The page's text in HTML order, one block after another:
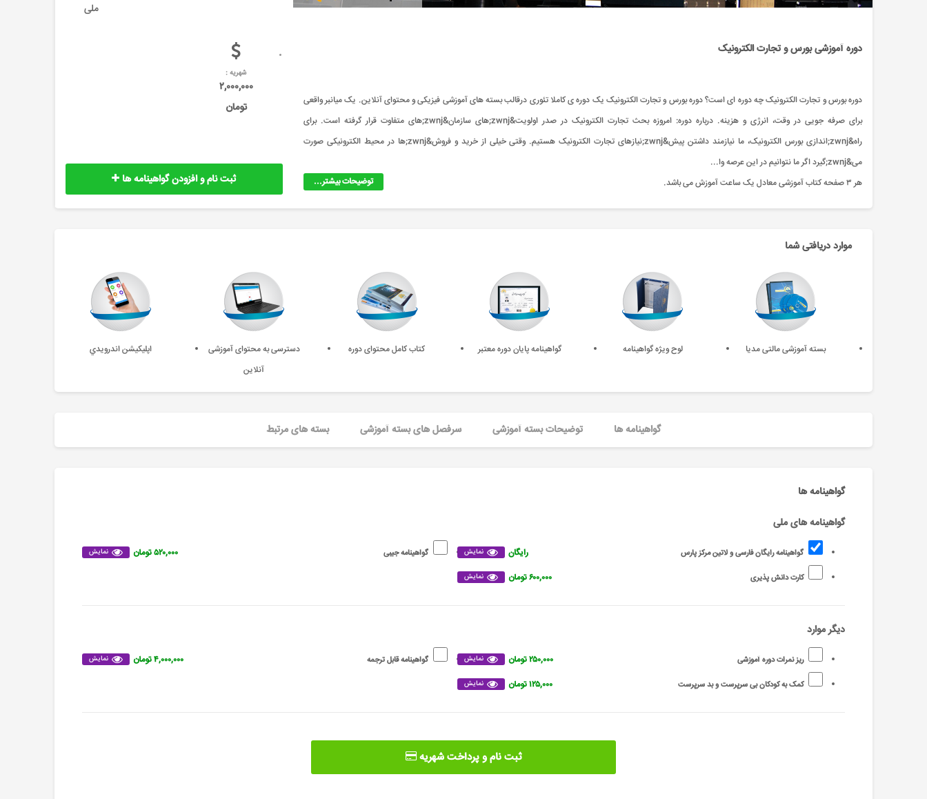
دوره آموزشی بورس و تجارت الکترونیک
دوره بورس و تجارت الکترونیک چه دوره ای است؟ دوره بورس و تجارت الکترونیک یک دوره ی کاملا تئوری درقالب بسته های آموزشی فیزیکی و محتوای آنلاین. یک میانبر واقعی
برای صرفه جویی در وقت، انرژی و هزینه. درباره دوره: امروزه بحث تجارت الکترونیک در صدر اولویت&zwnj;های سازمان&zwnj;های متفاوت قرار گرفته است. برای
راه&zwnj;اندازی بورس الکترونیک، ما نیازمند داشتن پیش&zwnj;نیازهای تجارت الکترونیک هستیم. وقتی خیلی از خرید و فروش&zwnj;ها در محیط الکترونیکی صورت
می&zwnj;گیرد اگر ما نتوانیم در این عرصه وا...
توضیحات بیشتر...
هر ۳ صفحه کتاب آموزشی معادل یک ساعت آموزش می باشد.
ملی
شهریه :
۲,۰۰۰,۰۰۰
تومان
ثبت نام و افزودن گواهینامه ها
موارد دریافتی شما
بسته آموزشی مالتی مدیا لوح ویژه گواهینامه گواهینامه پایان دوره معتبر کتاب کامل محتوای دوره
دسترسی به محتوای آموزشی
آنلاین
اپليکيشن اندرويدي
گواهینامه ها توضیحات بسته آموزشی سرفصل های بسته آموزشی بسته های مرتبط
گواهینامه ها
گواهینامه های ملی
گواهینامه رایگان فارسی و لاتین مرکز پارس نمایش رایگان
کارت دانش پذیری نمایش ۶۰۰,۰۰۰ تومان
گواهینامه جیبی نمایش ۵۲۰,۰۰۰ تومان
دیگر موارد
ریز نمرات دوره آموزشی نمایش ۲۵۰,۰۰۰ تومان
کمک به کودکان بی سرپرست و بد سرپرست نمایش ۱۲۵,۰۰۰ تومان
گواهینامه قابل ترجمه نمایش ۴,۰۰۰,۰۰۰ تومان
ثبت نام و پرداخت شهریه